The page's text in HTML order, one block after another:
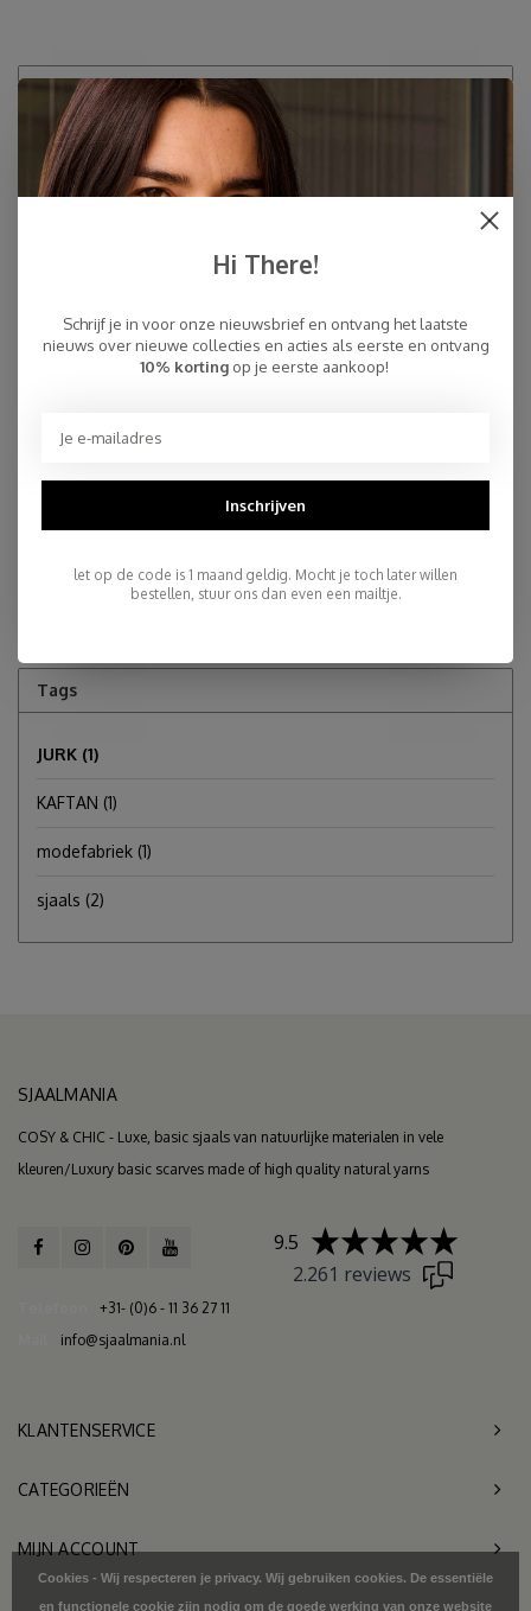
Recente artikelen
HOE HET BEGON MET ONZE TRAVEL WRAPS
Het Verhaal van SjaalMania
SJAALMANIA BESTAAT 10 JAAR!
DE IDEALE KAFTAN
Hanneke Tsujimaru
Tags
JURK (1)
KAFTAN (1)
modefabriek (1)
sjaals (2)
SJAALMANIA
COSY & CHIC - Luxe, basic sjaals van natuurlijke materialen in vele
kleuren/Luxury basic scarves made of high quality natural yarns
+31- (0)6 - 11 36 27 11
info@sjaalmania.nl
9.5
2.261 reviews
KLANTENSERVICE
CATEGORIEËN
MIJN ACCOUNT
Cookies - Wij respecteren je privacy. Wij gebruiken cookies. De essentiële
en functionele cookie zijn nodig om de goede werking van onze website
Hi There!
Schrijf je in voor onze nieuwsbrief en ontvang het laatste
nieuws over nieuwe collecties en acties als eerste en ontvang
10% korting op je eerste aankoop!
Inschrijven
let op de code is 1 maand geldig. Mocht je toch later willen
bestellen, stuur ons dan even een mailtje.